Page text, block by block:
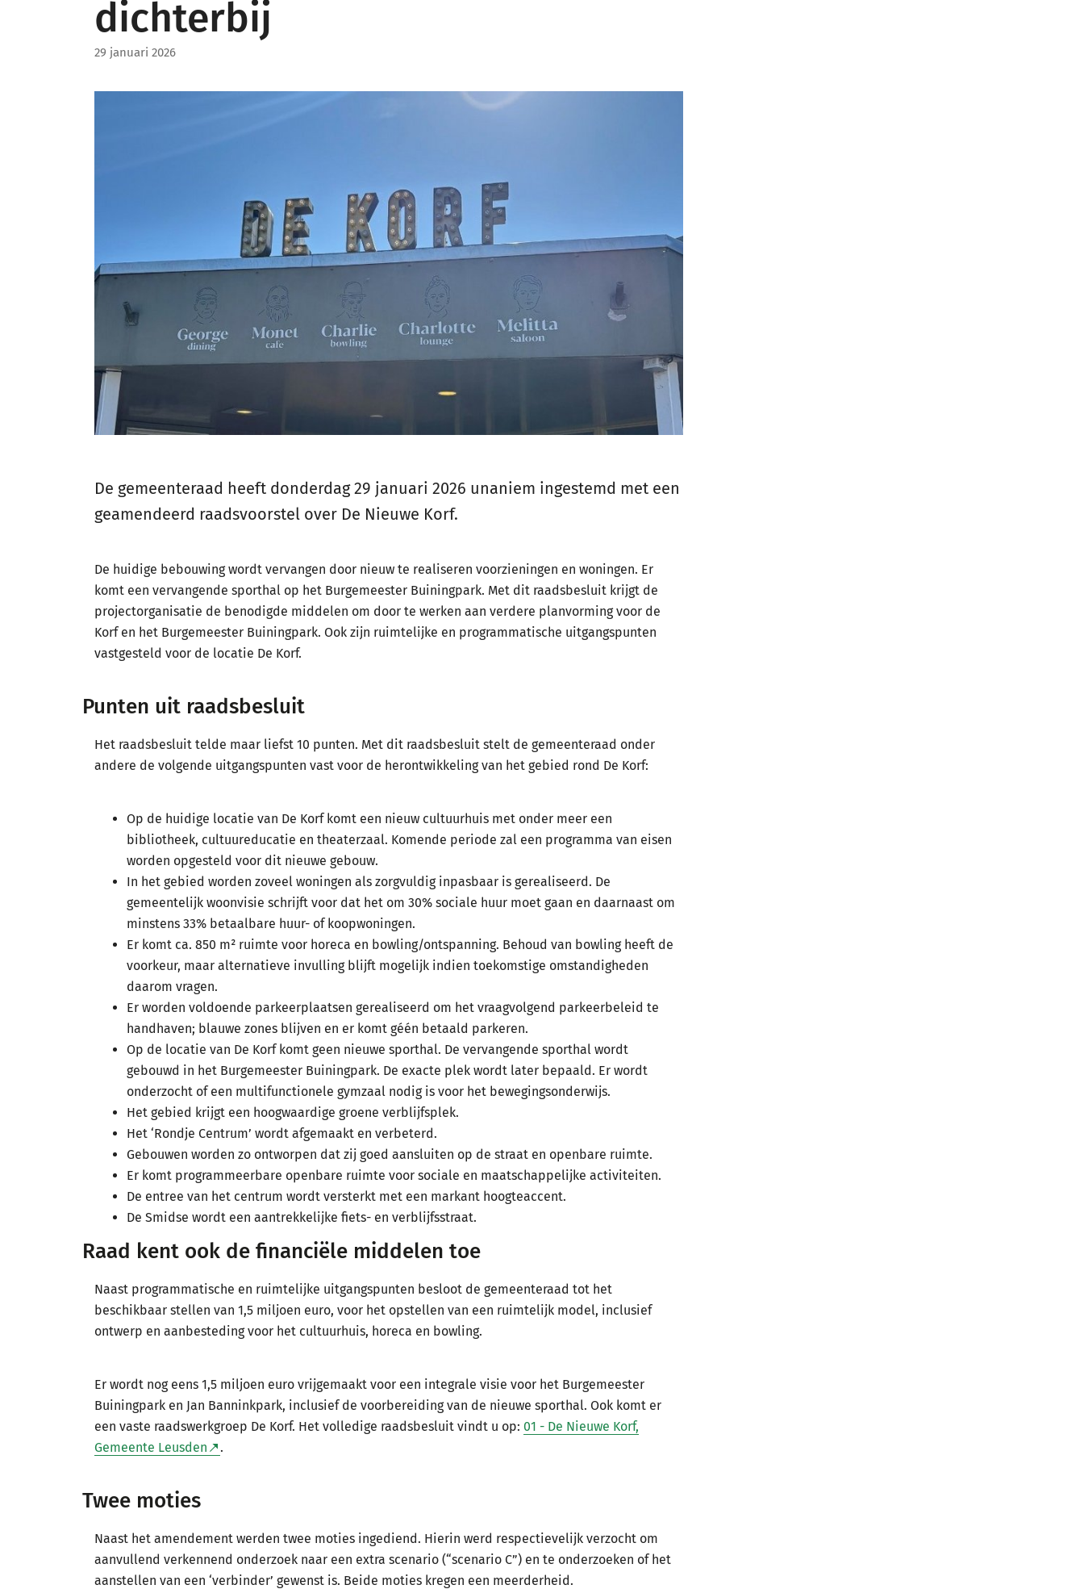
dichterbij
29 januari 2026
De gemeenteraad heeft donderdag 29 januari 2026 unaniem ingestemd met een
geamendeerd raadsvoorstel over De Nieuwe Korf.
De huidige bebouwing wordt vervangen door nieuw te realiseren voorzieningen en woningen. Er
komt een vervangende sporthal op het Burgemeester Buiningpark. Met dit raadsbesluit krijgt de
projectorganisatie de benodigde middelen om door te werken aan verdere planvorming voor de
Korf en het Burgemeester Buiningpark. Ook zijn ruimtelijke en programmatische uitgangspunten
vastgesteld voor de locatie De Korf.
Punten uit raadsbesluit
Het raadsbesluit telde maar liefst 10 punten. Met dit raadsbesluit stelt de gemeenteraad onder
andere de volgende uitgangspunten vast voor de herontwikkeling van het gebied rond De Korf:
Op de huidige locatie van De Korf komt een nieuw cultuurhuis met onder meer een
bibliotheek, cultuureducatie en theaterzaal. Komende periode zal een programma van eisen
worden opgesteld voor dit nieuwe gebouw.
In het gebied worden zoveel woningen als zorgvuldig inpasbaar is gerealiseerd. De
gemeentelijk woonvisie schrijft voor dat het om 30% sociale huur moet gaan en daarnaast om
minstens 33% betaalbare huur- of koopwoningen.
Er komt ca. 850 m² ruimte voor horeca en bowling/ontspanning. Behoud van bowling heeft de
voorkeur, maar alternatieve invulling blijft mogelijk indien toekomstige omstandigheden
daarom vragen.
Er worden voldoende parkeerplaatsen gerealiseerd om het vraagvolgend parkeerbeleid te
handhaven; blauwe zones blijven en er komt géén betaald parkeren.
Op de locatie van De Korf komt geen nieuwe sporthal. De vervangende sporthal wordt
gebouwd in het Burgemeester Buiningpark. De exacte plek wordt later bepaald. Er wordt
onderzocht of een multifunctionele gymzaal nodig is voor het bewegingsonderwijs.
Het gebied krijgt een hoogwaardige groene verblijfsplek.
Het ‘Rondje Centrum’ wordt afgemaakt en verbeterd.
Gebouwen worden zo ontworpen dat zij goed aansluiten op de straat en openbare ruimte.
Er komt programmeerbare openbare ruimte voor sociale en maatschappelijke activiteiten.
De entree van het centrum wordt versterkt met een markant hoogteaccent.
De Smidse wordt een aantrekkelijke fiets- en verblijfsstraat.
Raad kent ook de financiële middelen toe
Naast programmatische en ruimtelijke uitgangspunten besloot de gemeenteraad tot het
beschikbaar stellen van 1,5 miljoen euro, voor het opstellen van een ruimtelijk model, inclusief
ontwerp en aanbesteding voor het cultuurhuis, horeca en bowling.
Er wordt nog eens 1,5 miljoen euro vrijgemaakt voor een integrale visie voor het Burgemeester
Buiningpark en Jan Banninkpark, inclusief de voorbereiding van de nieuwe sporthal. Ook komt er
een vaste raadswerkgroep De Korf. Het volledige raadsbesluit vindt u op: 01 - De Nieuwe Korf,
Gemeente Leusden
.
Twee moties
Naast het amendement werden twee moties ingediend. Hierin werd respectievelijk verzocht om
aanvullend verkennend onderzoek naar een extra scenario (“scenario C”) en te onderzoeken of het
aanstellen van een ‘verbinder’ gewenst is. Beide moties kregen een meerderheid.